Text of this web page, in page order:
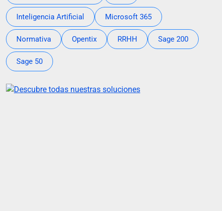
Inteligencia Artificial Microsoft 365
Normativa Opentix RRHH Sage 200
Sage 50